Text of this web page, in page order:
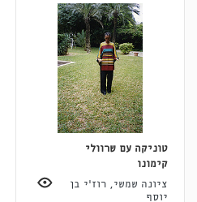
טוניקה עם שרוולי
קימונו
ציונה שמשי, רוז'י בן
יוסף